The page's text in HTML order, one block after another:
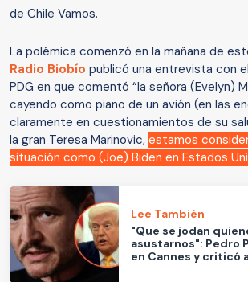
de Chile Vamos.
La polémica comenzó en la mañana de
Radio Biobío publicó una entrevista con
PDG en que comentó “la señora (Evelyn)
cayendo como piano de un avión (en las
claramente en cuestionamientos de su
la gran Teresa Marinovic, estamos
situación como (Joe) Biden en Estados
Lee También
"Que se jodan
asustarnos": Pedro
en Cannes y criticó